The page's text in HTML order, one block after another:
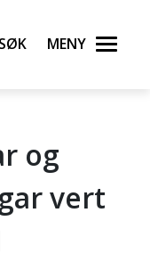
Søk Meny
og
vert